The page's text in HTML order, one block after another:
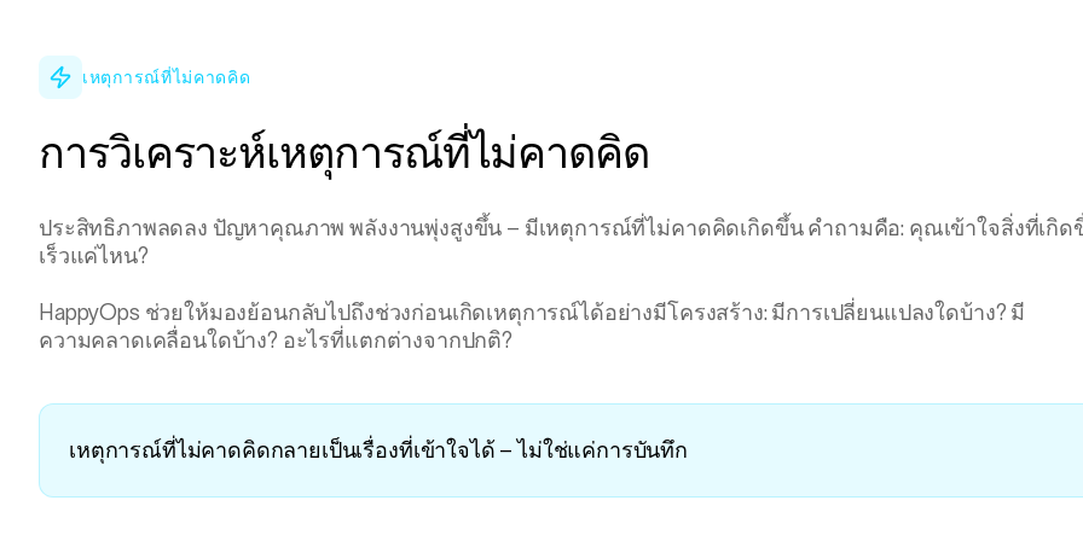
เหตุการณ์ที่ไม่คาดคิด
การวิเคราะห์เหตุการณ์ที่ไม่คาดคิด
ประสิทธิภาพลดลง ปัญหาคุณภาพ พลังงานพุ่งสูงขึ้น – มีเหตุการณ์ที่ไม่คาดคิดเกิดขึ้น คำถามคือ: คุณเข้าใจสิ่งที่เกิด
เร็วแค่ไหน?
HappyOps ช่วยให้มองย้อนกลับไปถึงช่วงก่อนเกิดเหตุการณ์ได้อย่างมีโครงสร้าง: มีการเปลี่ยนแปลงใดบ้าง? มี
ความคลาดเคลื่อนใดบ้าง? อะไรที่แตกต่างจากปกติ?
เหตุการณ์ที่ไม่คาดคิดกลายเป็นเรื่องที่เข้าใจได้ – ไม่ใช่แค่การบันทึก